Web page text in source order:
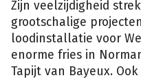
Zijn veelzijdigheid
grootschalige
loodinstallatie voor
enorme fries in
Tapijt van Bayeux.